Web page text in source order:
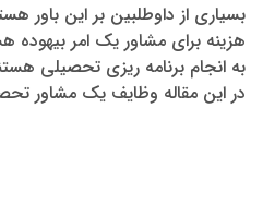
بسیاری از داوطلبین بر این باور
هزینه برای مشاور یک امر بیهوده
به انجام برنامه ریزی تحصیلی
در این مقاله وظایف یک مشاور